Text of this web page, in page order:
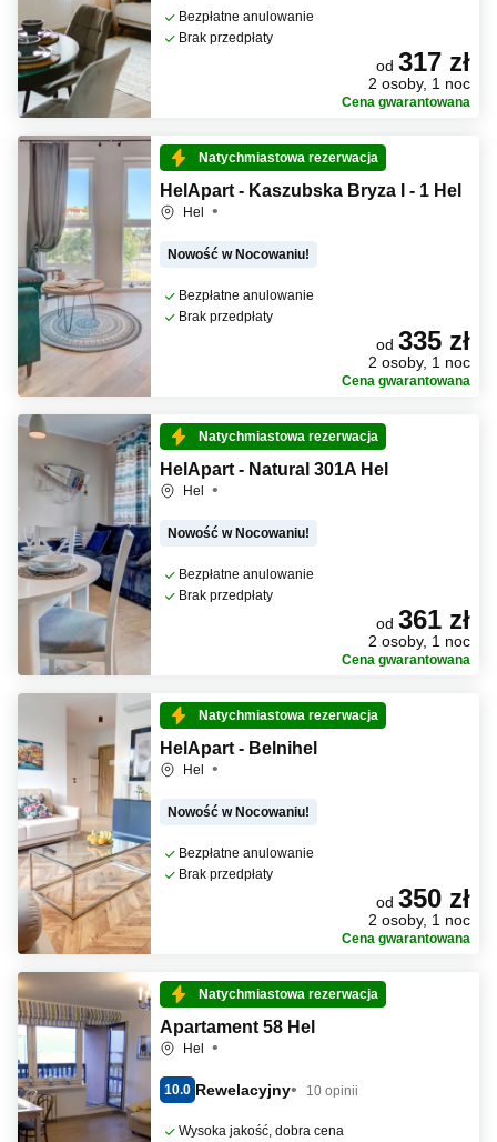
Bezpłatne anulowanie
Brak przedpłaty
od 317 zł
2 osoby, 1 noc
Cena gwarantowana
Natychmiastowa rezerwacja
HelApart - Kaszubska Bryza I - 1 Hel
Hel
Nowość w Nocowaniu!
Bezpłatne anulowanie
Brak przedpłaty
od 335 zł
2 osoby, 1 noc
Cena gwarantowana
Natychmiastowa rezerwacja
HelApart - Natural 301A Hel
Hel
Nowość w Nocowaniu!
Bezpłatne anulowanie
Brak przedpłaty
od 361 zł
2 osoby, 1 noc
Cena gwarantowana
Natychmiastowa rezerwacja
HelApart - Belnihel
Hel
Nowość w Nocowaniu!
Bezpłatne anulowanie
Brak przedpłaty
od 350 zł
2 osoby, 1 noc
Cena gwarantowana
Natychmiastowa rezerwacja
Apartament 58 Hel
Hel
10.0 Rewelacyjny 10 opinii
Wysoka jakość, dobra cena